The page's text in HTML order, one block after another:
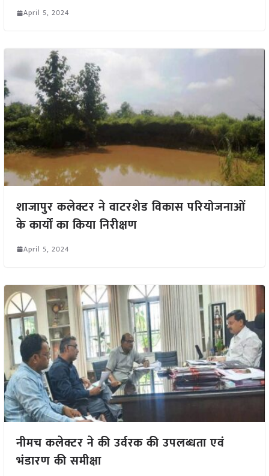
April 5, 2024
शाजापुर कलेक्टर ने वाटरशेड विकास परियोजनाओं
के कार्यों का किया निरीक्षण
April 5, 2024
नीमच कलेक्टर ने की उर्वरक की उपलब्धता एवं
भंडारण की समीक्षा